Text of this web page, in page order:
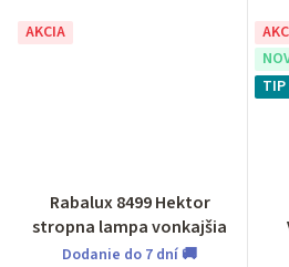
AKCIA
Rabalux 8499 Hektor
stropna lampa vonkajšia
Dodanie do 7 dní 🚚
TIP